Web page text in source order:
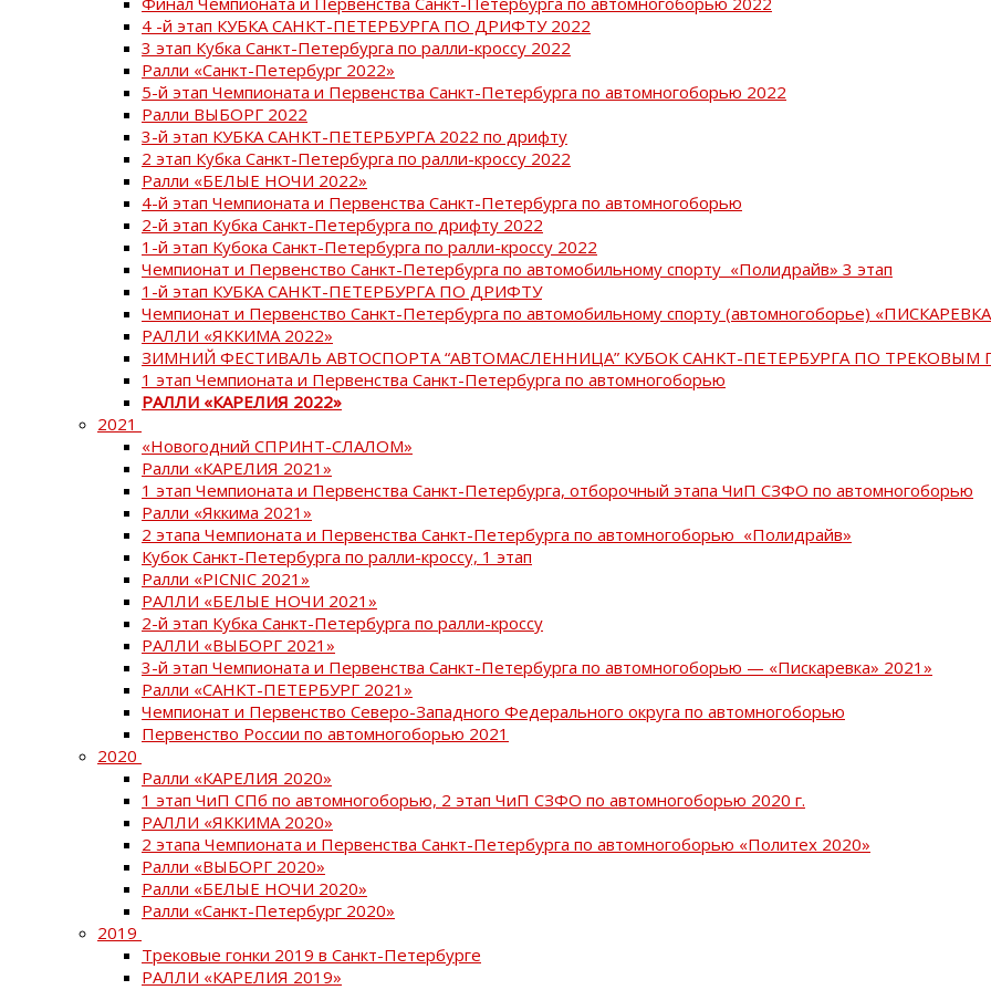
4 -й этап КУБКА САНКТ-ПЕТЕРБУРГА ПО ДРИФТУ 2022
3 этап Кубка Санкт-Петербурга по ралли-кроссу 2022
Ралли «Санкт-Петербург 2022»
5-й этап Чемпионата и Первенства Санкт-Петербурга по автомногоборью 2022
Ралли ВЫБОРГ 2022
3-й этап КУБКА САНКТ-ПЕТЕРБУРГА 2022 по дрифту
2 этап Кубка Санкт-Петербурга по ралли-кроссу 2022
Ралли «БЕЛЫЕ НОЧИ 2022»
4-й этап Чемпионата и Первенства Санкт-Петербурга по автомногоборью
2-й этап Кубка Санкт-Петербурга по дрифту 2022
1-й этап Кубока Санкт-Петербурга по ралли-кроссу 2022
Чемпионат и Первенство Санкт-Петербурга по автомобильному спорту «Полидрайв» 3 этап
1-й этап КУБКА САНКТ-ПЕТЕРБУРГА ПО ДРИФТУ
Чемпионат и Первенство Санкт-Петербурга по автомобильному спорту (автомногоборье)
РАЛЛИ «ЯККИМА 2022»
ЗИМНИЙ ФЕСТИВАЛЬ АВТОСПОРТА “АВТОМАСЛЕННИЦА” КУБОК САНКТ-ПЕТЕРБУРГА ПО ТРЕКОВЫМ
1 этап Чемпионата и Первенства Санкт-Петербурга по автомногоборью
РАЛЛИ «КАРЕЛИЯ 2022»
2021
«Новогодний СПРИНТ-СЛАЛОМ»
Ралли «КАРЕЛИЯ 2021»
1 этап Чемпионата и Первенства Санкт-Петербурга, отборочный этапа ЧиП СЗФО по автомногоборью
Ралли «Яккима 2021»
2 этапа Чемпионата и Первенства Санкт-Петербурга по автомногоборью «Полидрайв»
Кубок Санкт-Петербурга по ралли-кроссу, 1 этап
Ралли «PICNIC 2021»
РАЛЛИ «БЕЛЫЕ НОЧИ 2021»
2-й этап Кубка Санкт-Петербурга по ралли-кроссу
РАЛЛИ «ВЫБОРГ 2021»
3-й этап Чемпионата и Первенства Санкт-Петербурга по автомногоборью — «Пискаревка» 2021»
Ралли «САНКТ-ПЕТЕРБУРГ 2021»
Чемпионат и Первенство Северо-Западного Федерального округа по автомногоборью
Первенство России по автомногоборью 2021
2020
Ралли «КАРЕЛИЯ 2020»
1 этап ЧиП СПб по автомногоборью, 2 этап ЧиП СЗФО по автомногоборью 2020 г.
РАЛЛИ «ЯККИМА 2020»
2 этапа Чемпионата и Первенства Санкт-Петербурга по автомногоборью «Политех 2020»
Ралли «ВЫБОРГ 2020»
Ралли «БЕЛЫЕ НОЧИ 2020»
Ралли «Санкт-Петербург 2020»
2019
Трековые гонки 2019 в Санкт-Петербурге
РАЛЛИ «КАРЕЛИЯ 2019»